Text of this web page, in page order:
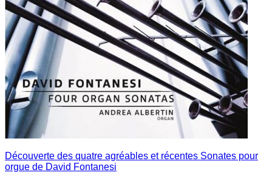
Découverte des quatre agréables et récentes Sonates pour
orgue de David Fontanesi